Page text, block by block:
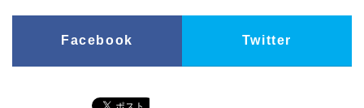
Facebook Twitter